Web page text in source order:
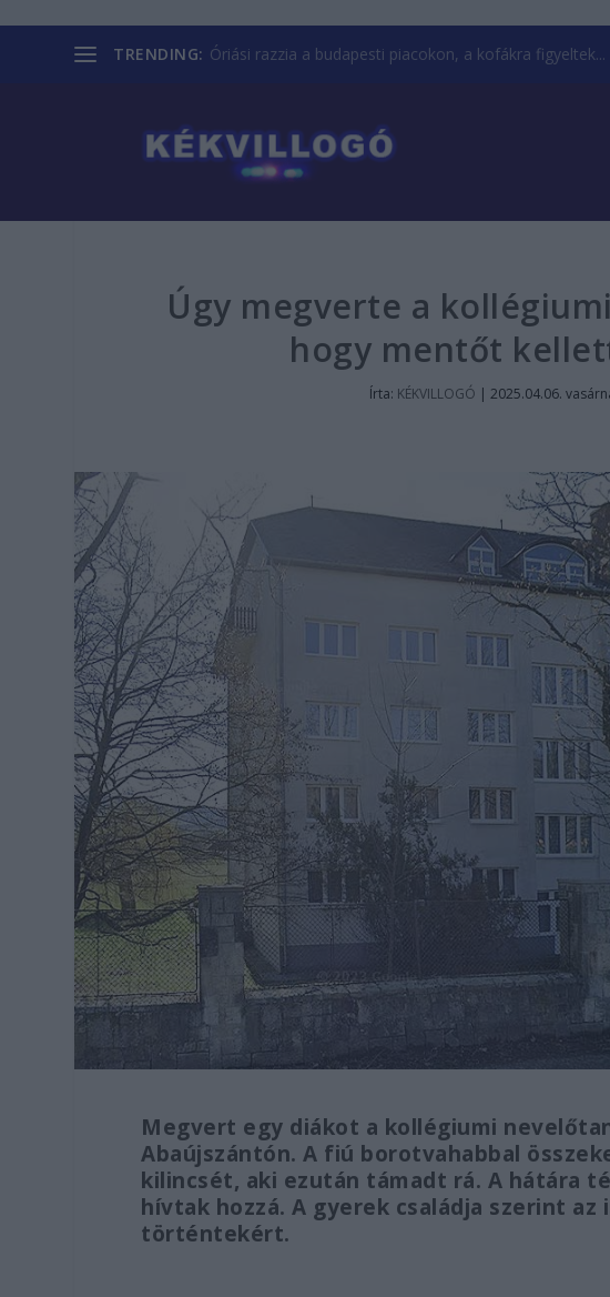
TRENDING: Óriási razzia a budapesti piacokon, a kofákra figyeltek...
Úgy megverte a
hogy mentőt
Írta: KÉKVILLOGÓ |2025.04.06.
Megvert egy diákot a kollégiumi
Abaújszántón. A fiú borotvahabbal
kilincsét, aki ezután támadt rá. A hátára
hívtak hozzá. A gyerek családja szerint
történtekért.